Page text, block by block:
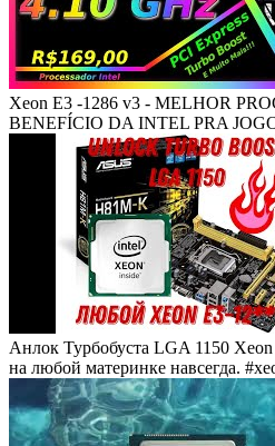
Xeon E3 -1286 v3 - MELHOR
BENEFÍCIO DA INTEL PRA
Анлок Турбобуста LGA 1150
на любой материнке навсегда.